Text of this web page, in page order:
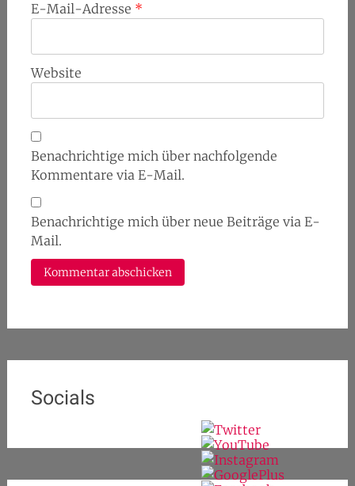
E-Mail-Adresse *
Website
Benachrichtige mich über nachfolgende
Kommentare via E-Mail.
Benachrichtige mich über neue Beiträge via E-
Mail.
Socials